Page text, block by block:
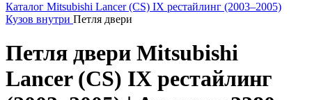
Каталог Mitsubishi Lancer (CS) IX рестайлинг (2003–2005)
Кузов внутри Петля двери
Петля двери Mitsubishi
Lancer (CS) IX рестайлинг